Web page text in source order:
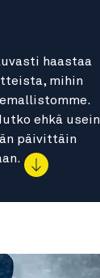
haastaa
mihin
ehkä usein
päivittäin